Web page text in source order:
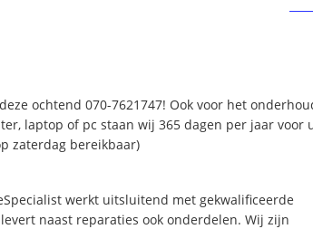
ochtend 070-7621747! Ook voor het
laptop of pc staan wij 365 dagen per jaar voor
zaterdag bereikbaar)
werkt uitsluitend met gekwalificeerde
naast reparaties ook onderdelen. Wij zijn